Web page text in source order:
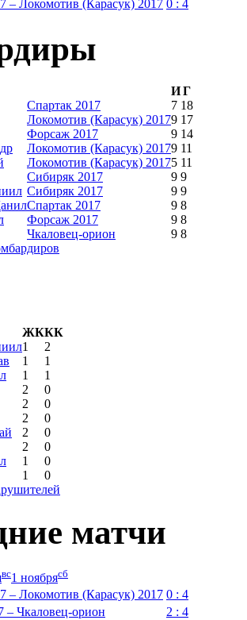
– Локомотив (Карасук) 2017 0 : 4
ИГ
Спартак 2017 7 18
Локомотив (Карасук) 20179 17
Форсаж 2017 9 14
Локомотив (Карасук) 20179 11
Локомотив (Карасук) 20175 11
Сибиряк 2017 9 9
Сибиряк 2017 9 9
Спартак 2017 9 8
Форсаж 2017 9 8
Чкаловец-орион 9 8
ЖККК
1
2
1
1
1
1
2
0
2
0
2
0
2
0
2
0
1
0
1
0
матчи
вс1 ноябрясб
– Локомотив (Карасук) 2017 0 : 4
– Чкаловец-орион
2 : 4